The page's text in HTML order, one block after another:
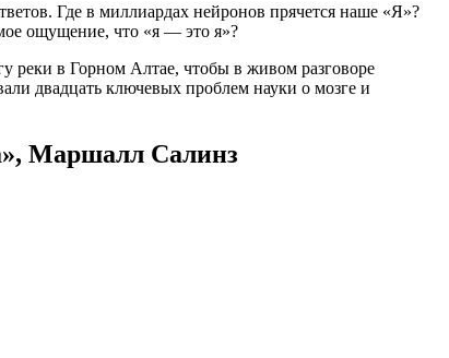
Где в миллиардах нейронов прячется наше «Я»?
ощущение, что «я — это я»?
реки в Горном Алтае, чтобы в живом разговоре
двадцать ключевых проблем науки о мозге и
Маршалл Салинз